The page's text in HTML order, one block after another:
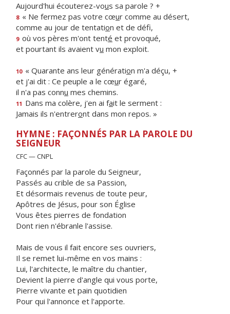
Aujourd'hui écouterez-vous sa parole ? +
8 « Ne fermez pas votre cœur comme au désert,
comme au jour de tentation et de défi,
9 où vos pères m'ont tenté et provoqué,
et pourtant ils avaient vu mon exploit.
10 « Quarante ans leur génération m'a déçu, +
et j'ai dit : Ce peuple a le cœur égaré,
il n'a pas connu mes chemins.
11 Dans ma colère, j'en ai fait le serment :
Jamais ils n'entreront dans mon repos. »
HYMNE : FAÇONNÉS PAR LA PAROLE DU
SEIGNEUR
CFC — CNPL
Façonnés par la parole du Seigneur,
Passés au crible de sa Passion,
Et désormais revenus de toute peur,
Apôtres de Jésus, pour son Église
Vous êtes pierres de fondation
Dont rien n'ébranle l'assise.
Mais de vous il fait encore ses ouvriers,
Il se remet lui-même en vos mains :
Lui, l'architecte, le maître du chantier,
Devient la pierre d'angle qui vous porte,
Pierre vivante et pain quotidien
Pour qui l'annonce et l'apporte.